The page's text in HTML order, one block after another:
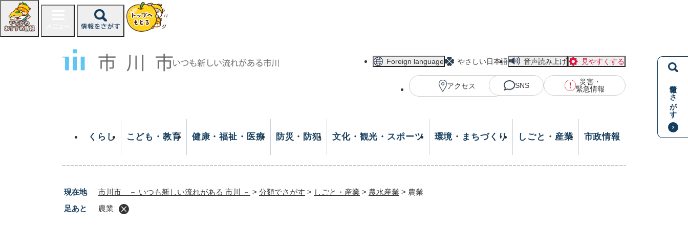
ジ
情報をさがす
Foreign language やさしい日本語 音声読み上げ 見やすくする
アクセス SNS
災害・
緊急情報
くらし こども・教育 健康・福祉・医療 防災・防犯 文化・観光・スポーツ 環境・まちづくり しごと・産業 市政情報
現在地 市川市 － いつも新しい流れがある 市川 － > 分類でさがす > しごと・産業 > 農水産業 > 農業
足あと
農業